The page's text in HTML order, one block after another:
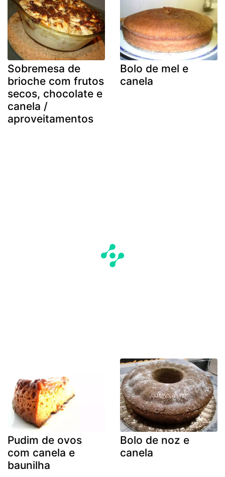
Sobremesa de
brioche com frutos
secos, chocolate e
canela /
aproveitamentos
Bolo de mel e
canela
Pudim de ovos
com canela e
baunilha
Bolo de noz e
canela